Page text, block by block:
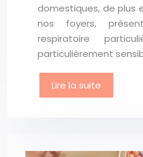
domestiques, de plus
nos foyers,
respiratoire
particulièrement
Lire la suite